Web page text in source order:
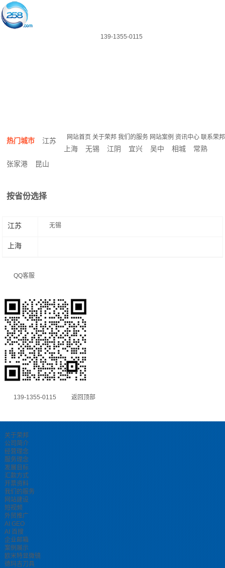
139-1355-0115
网站首页 关于荣邦 我们的服务 网站案例 资讯中心 联系荣邦
热门城市
江苏
上海
无锡 江阴 宜兴 吴中 相城
常熟
张家港
昆山
按省份选择
江苏 无锡
上海
QQ客服
139-1355-0115 返回顶部
关于荣邦
公司简介
经营理念
服务理念
发展目标
汇款方式
开票资料
我们的服务
网站建设
短视频
外贸推广
AI GEO
AI 百搜
企业邮箱
案例展示
欧米特显微镜
德玛吉刀具